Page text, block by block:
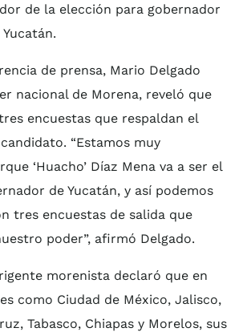
de la elección para gobernador
de prensa, Mario Delgado
nacional de Morena, reveló que
encuestas que respaldan el
“Estamos muy
‘Huacho’ Díaz Mena va a ser el
de Yucatán, y así podemos
tres encuestas de salida que
poder”, afirmó Delgado.
morenista declaró que en
como Ciudad de México, Jalisco,
Tabasco, Chiapas y Morelos, sus